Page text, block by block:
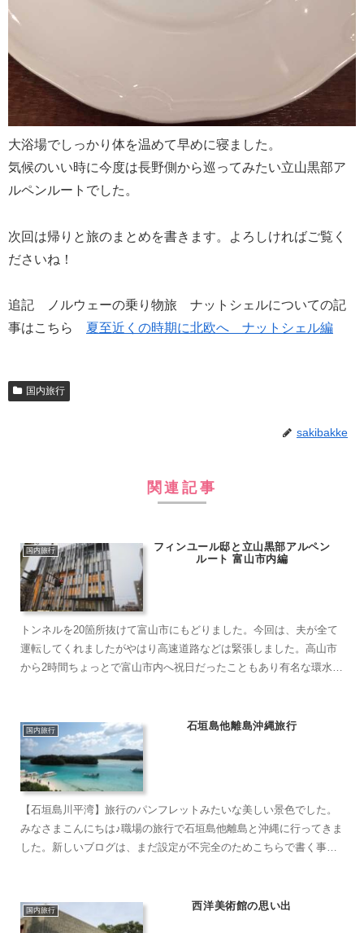
大浴場でしっかり体を温めて早めに寝ました。
気候のいい時に今度は長野側から巡ってみたい立山黒部ア
ルペンルートでした。
次回は帰りと旅のまとめを書きます。よろしければご覧く
ださいね！
追記 ノルウェーの乗り物旅 ナットシェルについての記
事はこちら ​ 夏至近くの時期に北欧へ ナットシェル編
国内旅行
sakibakke
関連記事
国内旅行
フィンユール邸と立山黒部アルペン
ルート 富山市内編
トンネルを20箇所抜けて富山市にもどりました。今回は、夫が全て
運転してくれましたがやはり高速道路などは緊張しました。高山市
から2時間ちょっとで富山市内へ祝日だったこともあり有名な環水公
国内旅行 石垣島他離島沖縄旅行
【石垣島川平湾】旅行のパンフレットみたいな美しい景色でした。
みなさまこんにちは♪職場の旅行で石垣島他離島と沖縄に行ってきま
した。新しいブログは、まだ設定が不完全のためこちらで書く事
国内旅行 西洋美術館の思い出